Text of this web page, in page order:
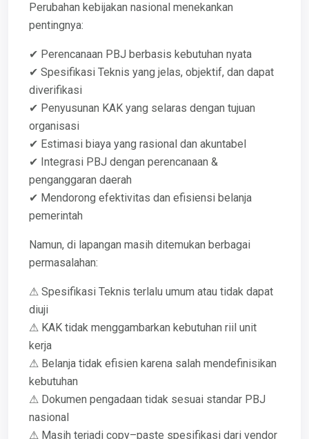
Perubahan kebijakan nasional menekankan
pentingnya:
✔ Perencanaan PBJ berbasis kebutuhan nyata
✔ Spesifikasi Teknis yang jelas, objektif, dan dapat
diverifikasi
✔ Penyusunan KAK yang selaras dengan tujuan
organisasi
✔ Estimasi biaya yang rasional dan akuntabel
✔ Integrasi PBJ dengan perencanaan &
penganggaran daerah
✔ Mendorong efektivitas dan efisiensi belanja
pemerintah
Namun, di lapangan masih ditemukan berbagai
permasalahan:
⚠ Spesifikasi Teknis terlalu umum atau tidak dapat
diuji
⚠ KAK tidak menggambarkan kebutuhan riil unit
kerja
⚠ Belanja tidak efisien karena salah mendefinisikan
kebutuhan
⚠ Dokumen pengadaan tidak sesuai standar PBJ
nasional
⚠ Masih terjadi copy–paste spesifikasi dari vendor